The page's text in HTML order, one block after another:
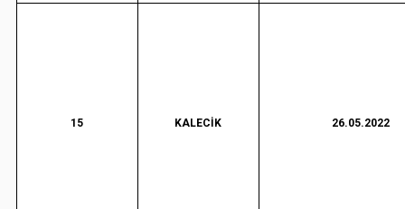
15 KALECİK 26.05.2022